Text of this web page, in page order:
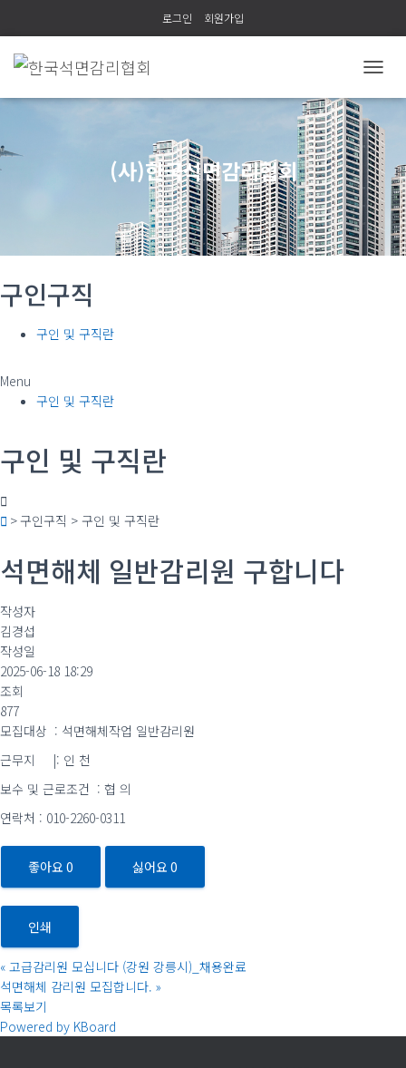
로그인 회원가입
비
이
션
토
글
(사)한국석면감리협회
구인구직
구인 및 구직란
Menu
구인 및 구직란
구인 및 구직란
> 구인구직 > 구인 및 구직란
석면해체 일반감리원 구합니다
작성자
김경섭
작성일
2025-06-18 18:29
조회
877
모집대상 : 석면해체작업 일반감리원
근무지 |: 인 천
보수 및 근로조건 : 협 의
연락처 : 010-2260-0311
좋아요 0 싫어요 0
인쇄
« 고급감리원 모십니다 (강원 강릉시)_채용완료
석면해체 감리원 모집합니다. »
목록보기
Powered by KBoard